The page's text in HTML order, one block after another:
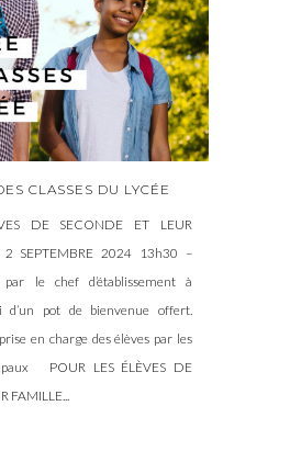
CLASSES DU LYCÉE
DE SECONDE ET LEUR
SEPTEMBRE 2024 13h30 –
le chef d’établissement à
d’un pot de bienvenue offert.
en charge des élèves par les
POUR LES ÉLÈVES DE
FAMILLE...